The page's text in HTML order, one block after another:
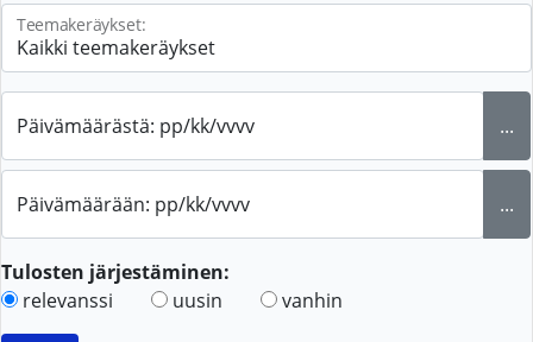
Teemakeräykset:
Päivämäärästä: pp/kk/vvvv ...
Päivämäärään: pp/kk/vvvv ...
Tulosten järjestäminen:
relevanssi
uusin vanhin